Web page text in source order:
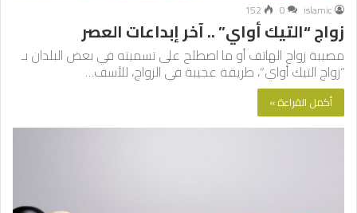
islamic
0
152
زواج “التيك أواي” .. آخر إبداعات العصر
مصيبة زواج الهاتف أو ما اصطلح على تسميته في بعض البلدان بـ
“زواج التيك أواي”، طريقة عجيبة في الزواج، للأسف…
أكمل القراءة »